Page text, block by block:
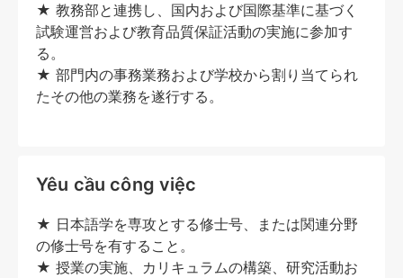
★ 教務部と連携し、国内および国際基準に基づく
試験運営および教育品質保証活動の実施に参加す
る。
★ 部門内の事務業務および学校から割り当てられ
たその他の業務を遂行する。
Yêu cầu công việc
★ 日本語学を専攻とする修士号、または関連分野
の修士号を有すること。
★ 授業の実施、カリキュラムの構築、研究活動お